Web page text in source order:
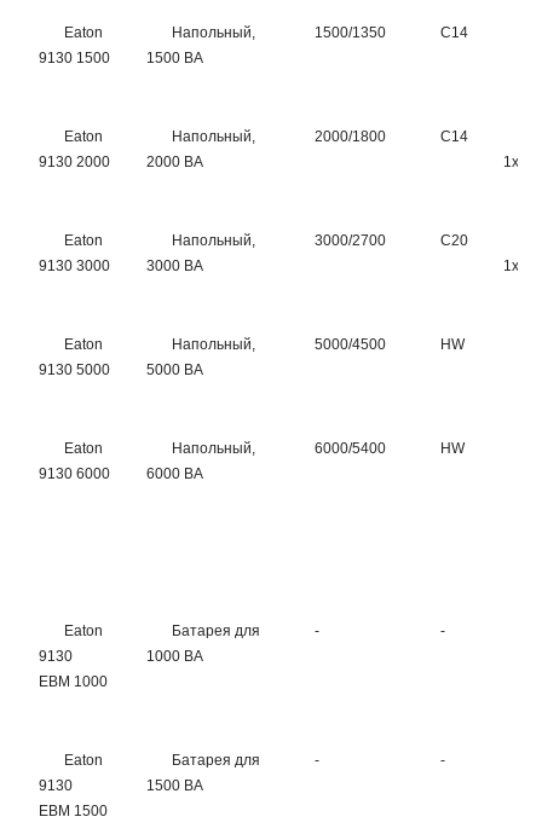
Eaton
9130 1500
Напольный,
1500 ВА
1500/1350 C14
Eaton
9130 2000
Напольный,
2000 ВА
2000/1800 C14
Eaton
9130 3000
Напольный,
3000 ВА
3000/2700 C20
Eaton
9130 5000
Напольный,
5000 ВА
5000/4500 HW
Eaton
9130 6000
Напольный,
6000 ВА
6000/5400 HW
Eaton
9130
EBM 1000
Батарея для
1000 ВА
- -
Eaton
9130
EBM 1500
Батарея для
1500 ВА
- -